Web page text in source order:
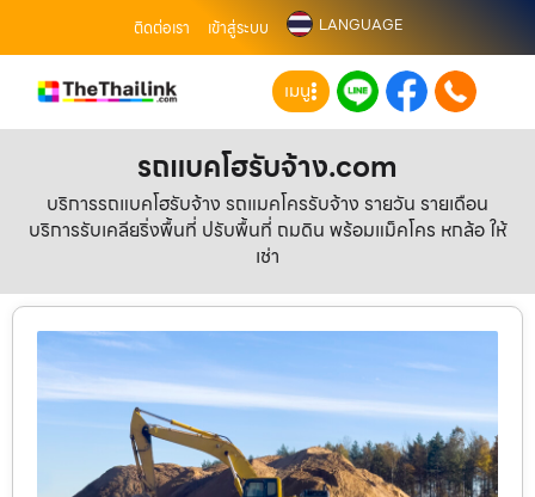
ติดต่อเรา เข้าสู่ระบบ LANGUAGE
เมนู
รถแบคโฮรับจ้าง.com
บริการรถแบคโฮรับจ้าง รถแมคโครรับจ้าง รายวัน รายเดือน
บริการรับเคลียริ่งพื้นที่ ปรับพื้นที่ ถมดิน พร้อมแม็คโคร หกล้อ ให้
เช่า